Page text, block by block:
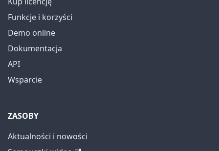
Funkcje i korzyści
Demo online
Dokumentacja
API
Wsparcie
ZASOBY
Aktualności i nowości